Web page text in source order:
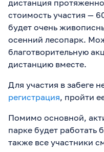
дистанция
стоимость участия —
будет очень
осенний лесопарк.
благотворительную
дистанцию вместе.
Для участия в забеге
регистрация, пройти
Помимо основной,
парке будет работать
также все участники